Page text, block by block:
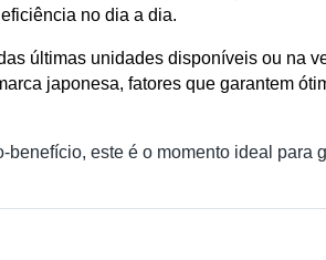
no dia a dia.
últimas unidades disponíveis ou na
japonesa, fatores que garantem
este é o momento ideal para